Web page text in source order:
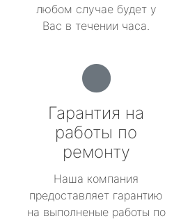
любом случае будет у
Вас в течении часа.
Гарантия на
работы по
ремонту
Наша компания
предоставляет гарантию
на выполненые работы по